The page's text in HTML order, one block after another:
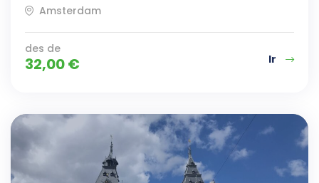
Amsterdam
des de
32,00€ Ir